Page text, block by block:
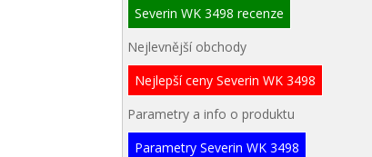
Severin WK 3498 recenze
Nejlevnější obchody
Nejlepší ceny Severin WK 3498
Parametry a info o produktu
Parametry Severin WK 3498